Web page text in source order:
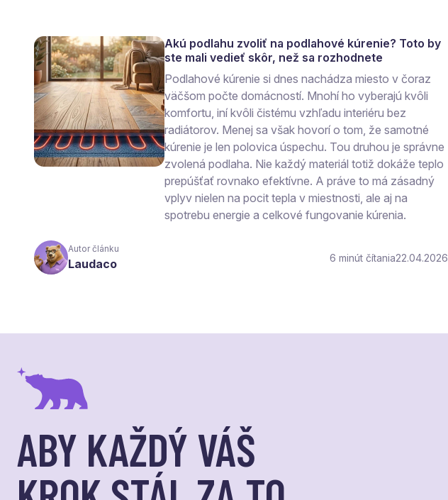
Akú podlahu zvoliť na podlahové kúrenie? Toto by
ste mali vedieť skôr, než sa rozhodnete
Podlahové kúrenie si dnes nachádza miesto v čoraz
väčšom počte domácností. Mnohí ho vyberajú kvôli
komfortu, iní kvôli čistému vzhľadu interiéru bez
radiátorov. Menej sa však hovorí o tom, že samotné
kúrenie je len polovica úspechu. Tou druhou je správne
zvolená podlaha. Nie každý materiál totiž dokáže teplo
prepúšťať rovnako efektívne. A práve to má zásadný
vplyv nielen na pocit tepla v miestnosti, ale aj na
spotrebu energie a celkové fungovanie kúrenia.
Autor článku
Laudaco 6 čítania22.04.2026
ABY KAŽDÝ VÁŠ